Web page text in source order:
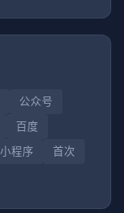
公众号
百度
小程序
首次